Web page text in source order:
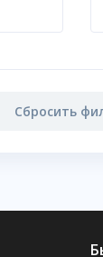
Сбросить